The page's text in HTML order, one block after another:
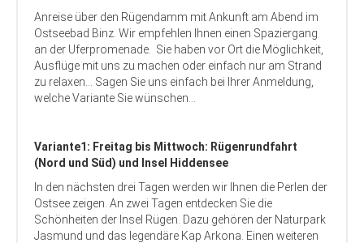
Anreise über den Rügendamm mit Ankunft am Abend im
Ostseebad Binz. Wir empfehlen Ihnen einen Spaziergang
an der Uferpromenade.
Sie haben vor Ort die Möglichkeit,
Ausflüge mit uns zu machen oder einfach nur am Strand
zu relaxen… Sagen Sie uns einfach bei Ihrer Anmeldung,
welche Variante Sie wünschen…
Variante1: Freitag bis Mittwoch: Rügenrundfahrt
(Nord und Süd) und Insel Hiddensee
In den nächsten drei Tagen werden wir Ihnen die Perlen der
Ostsee zeigen. An zwei Tagen entdecken Sie die
Schönheiten der Insel Rügen. Dazu gehören der Naturpark
Jasmund und das legendäre Kap Arkona. Einen weiteren